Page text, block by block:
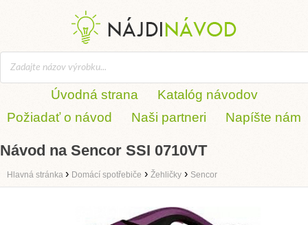
Úvodná strana
Katalóg návodov
Požiadať o návod
Naši partneri Napíšte nám
Návod na Sencor SSI 0710VT
Hlavná stránka › Domácí spotřebiče › Žehličky › Sencor